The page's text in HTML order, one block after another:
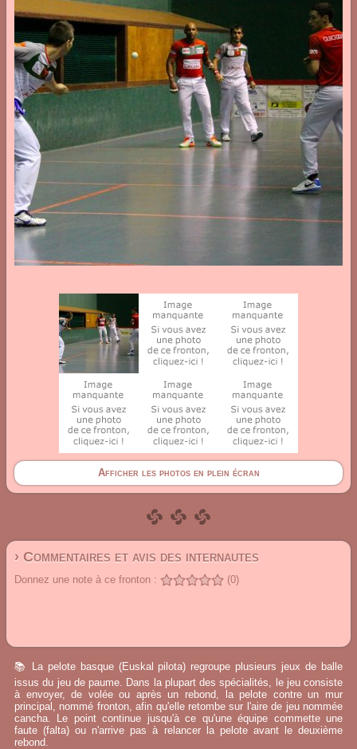
Afficher les photos en plein écran
› Commentaires et avis des internautes
Donnez une note à ce fronton : (0)
📚 La pelote basque (Euskal pilota) regroupe plusieurs jeux de balle
issus du jeu de paume. Dans la plupart des spécialités, le jeu consiste
à envoyer, de volée ou après un rebond, la pelote contre un mur
principal, nommé fronton, afin qu'elle retombe sur l'aire de jeu nommée
cancha. Le point continue jusqu'à ce qu'une équipe commette une
faute (falta) ou n'arrive pas à relancer la pelote avant le deuxième
rebond.